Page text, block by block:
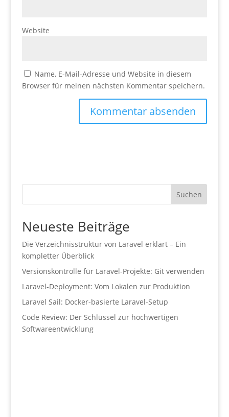
Website
Name, E-Mail-Adresse und Website in diesem
Browser für meinen nächsten Kommentar speichern.
Suchen
Neueste Beiträge
Die Verzeichnisstruktur von Laravel erklärt – Ein
kompletter Überblick
Versionskontrolle für Laravel-Projekte: Git verwenden
Laravel-Deployment: Vom Lokalen zur Produktion
Laravel Sail: Docker-basierte Laravel-Setup
Code Review: Der Schlüssel zur hochwertigen
Softwareentwicklung